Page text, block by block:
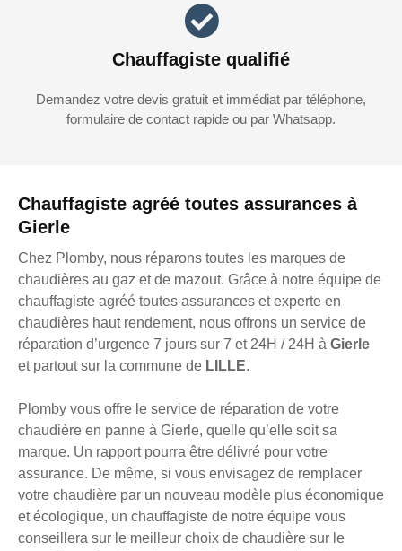
Chauffagiste agréé toutes assurances à
Gierle
Chez Plomby, nous réparons toutes les marques de
chaudières au gaz et de mazout. Grâce à notre équipe de
chauffagiste agréé toutes assurances et experte en
chaudières haut rendement, nous offrons un service de
réparation d’urgence 7 jours sur 7 et 24H / 24H à Gierle
et partout sur la commune de LILLE.
Plomby vous offre le service de réparation de votre
chaudière en panne à Gierle, quelle qu’elle soit sa
marque. Un rapport pourra être délivré pour votre
assurance. De même, si vous envisagez de remplacer
votre chaudière par un nouveau modèle plus économique
et écologique, un chauffagiste de notre équipe vous
conseillera sur le meilleur choix de chaudière sur le
Chauffagiste qualifié
Demandez votre devis gratuit et immédiat par téléphone,
formulaire de contact rapide ou par Whatsapp.